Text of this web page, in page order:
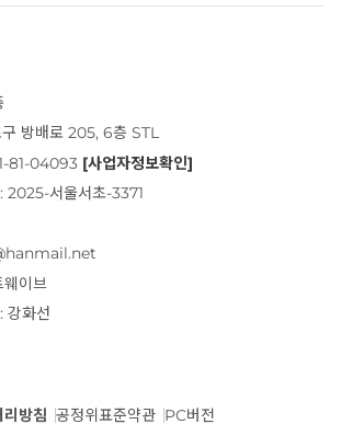
방배로 205, 6층 STL
81-04093 [사업자정보확인]
2025-서울서초-3371
웨이브
강화선
방침 공정위표준약관 PC버전